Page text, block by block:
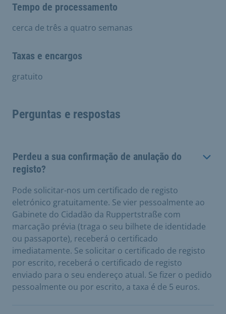
Tempo de processamento
cerca de três a quatro semanas
Taxas e encargos
gratuito
Perguntas e respostas
Perdeu a sua confirmação de anulação do
registo?
Pode solicitar-nos um certificado de registo
eletrónico gratuitamente. Se vier pessoalmente ao
Gabinete do Cidadão da Ruppertstraße com
marcação prévia (traga o seu bilhete de identidade
ou passaporte), receberá o certificado
imediatamente. Se solicitar o certificado de registo
por escrito, receberá o certificado de registo
enviado para o seu endereço atual. Se fizer o pedido
pessoalmente ou por escrito, a taxa é de 5 euros.